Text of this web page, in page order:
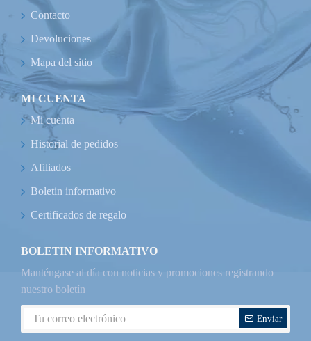
Contacto
Devoluciones
Mapa del sitio
MI CUENTA
Mi cuenta
Historial de pedidos
Afiliados
Boletin informativo
Certificados de regalo
BOLETIN INFORMATIVO
Manténgase al día con noticias y promociones registrando
nuestro boletín
Enviar